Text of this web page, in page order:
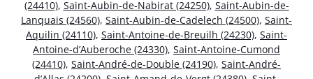
(24410), Saint-Aubin-de-Nabirat (24250), Saint-Aubin-de-
Lanquais (24560), Saint-Aubin-de-Cadelech (24500), Saint-
Aquilin (24110), Saint-Antoine-de-Breuilh (24230), Saint-
Antoine-d’Auberoche (24330), Saint-Antoine-Cumond
(24410), Saint-André-de-Double (24190), Saint-André-